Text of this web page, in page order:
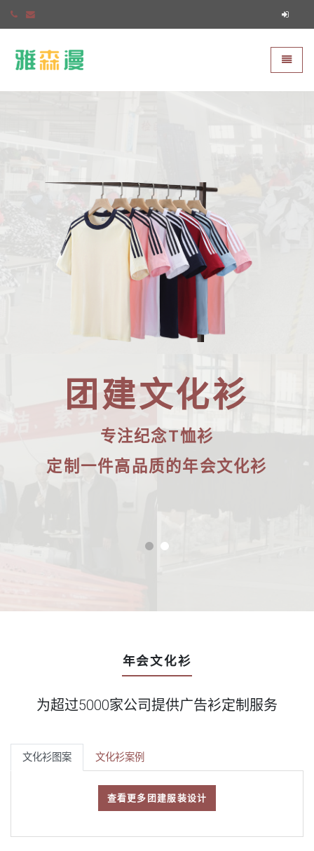
切换导
团建文化衫
专注纪念T恤衫
定制一件高品质的年会文化衫
年会文化衫
为超过5000家公司提供广告衫定制服务
文化衫图案 文化衫案例
查看更多团建服装设计